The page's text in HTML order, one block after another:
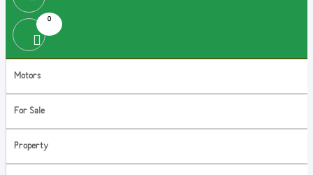
0
Motors
For Sale
Property